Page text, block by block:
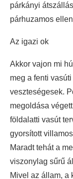
párkányi
párhuzamos
Az igazi ok
Akkor vajon mi
meg a fenti
veszteségesek.
megoldása
földalatti vasút
gyorsított
Maradt tehát a
viszonylag sűrű
Mivel az állam, a